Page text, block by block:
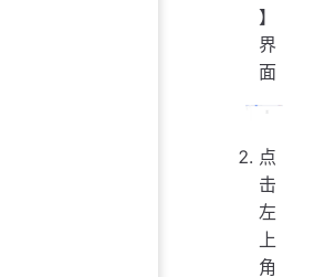
】
界
面
点
击
左
上
角